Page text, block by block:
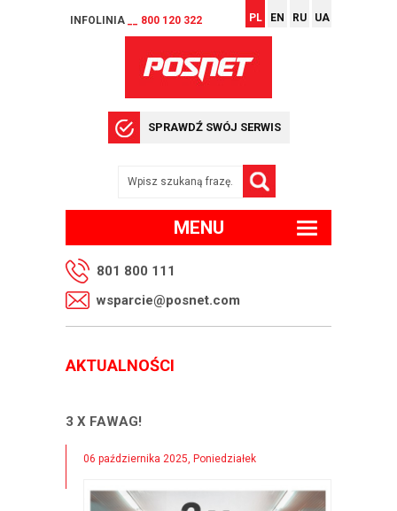
INFOLINIA __ 800 120 322 PL EN RU UA
SPRAWDŹ SWÓJ SERWIS
MENU
801 800 111
wsparcie@posnet.com
AKTUALNOŚCI
3 X FAWAG!
06 października 2025, Poniedziałek